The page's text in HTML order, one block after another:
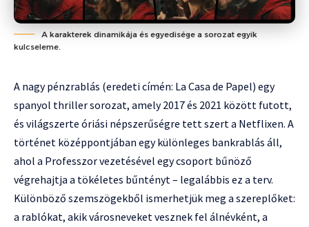
A karakterek dinamikája és egyedisége a sorozat egyik
kulcseleme.
A nagy pénzrablás (eredeti címén: La Casa de Papel) egy
spanyol thriller sorozat, amely 2017 és 2021 között futott,
és világszerte óriási népszerűségre tett szert a Netflixen. A
történet középpontjában egy különleges bankrablás áll,
ahol a Professzor vezetésével egy csoport bűnöző
végrehajtja a tökéletes bűntényt – legalábbis ez a terv.
Különböző szemszögekből ismerhetjük meg a szereplőket:
a rablókat, akik városneveket vesznek fel álnévként, a